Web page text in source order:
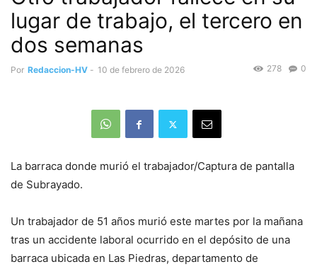
lugar de trabajo, el tercero en
dos semanas
Por Redaccion-HV - 10 de febrero de 2026 0
278
La barraca donde murió el trabajador/Captura de pantalla
de Subrayado.
Un trabajador de 51 años murió este martes por la mañana
tras un accidente laboral ocurrido en el depósito de una
barraca ubicada en Las Piedras, departamento de